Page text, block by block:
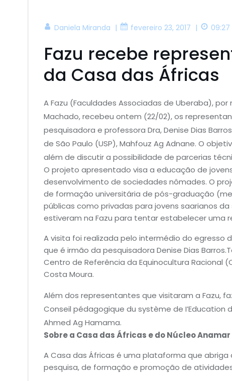
Daniela Miranda | fevereiro 23, 2017 | 09:27
Fazu recebe
da Casa das Áfricas
A Fazu (Faculdades Associadas de Uberaba),
Machado, recebeu ontem (22/02), os
pesquisadora e professora Dra, Denise Dias
de São Paulo (USP), Mahfouz Ag Adnane. O
além de discutir a possibilidade de parcerias
O projeto apresentado visa a educação de
desenvolvimento de sociedades nômades. O
de formação universitária de pós-graduação
públicas como privadas para jovens saarianos
estiveram na Fazu para tentar estabelecer uma
A visita foi realizada pelo intermédio do egresso
que é irmão da pesquisadora Denise Dias
Centro de Referência da Equinocultura Racional
Costa Moura.
​Além dos representantes que visitaram a Fazu,
Conseil pédagogique du système de I’Education
Ahmed Ag Hamama. ​
Sobre a Casa das Áfricas e do Núcleo Anamar
A Casa das Áfricas é uma plataforma que
pesquisa, de formação e promoção de